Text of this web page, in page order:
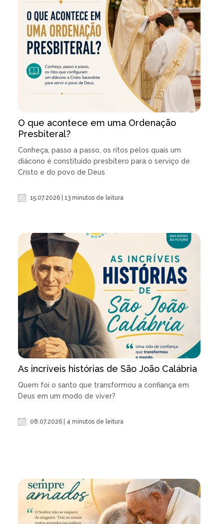
O que acontece em uma Ordenação
Presbiteral?
Conheça, passo a passo, os ritos pelos quais um
diácono é constituído presbítero para o serviço de
Cristo e do povo de Deus
15.07.2026 | 13 minutos de leitura
As incríveis histórias de São João Calábria
Quem foi o santo que transformou a confiança em
Deus em um modo de viver?
08.07.2026 | 4 minutos de leitura